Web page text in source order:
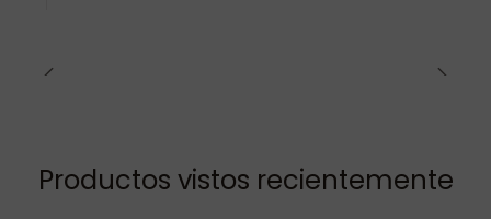
Productos vistos recientemente